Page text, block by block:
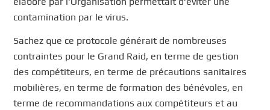
contamination par le virus.
Sachez que ce protocole générait de nombreuses
contraintes pour le Grand Raid, en terme de gestion
des compétiteurs, en terme de précautions sanitaires
mobilières, en terme de formation des bénévoles, en
terme de recommandations aux compétiteurs et au